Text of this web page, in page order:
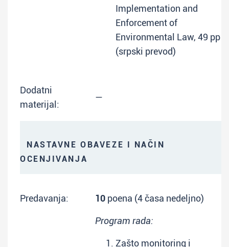
Implementation and
Enforcement of
Environmental Law, 49 pp
(srpski prevod)
Dodatni
materijal:
—
NASTAVNE OBAVEZE I NAČIN
OCENJIVANJA
Predavanja: 10 poena (4 časa nedeljno)
Program rada:
Zašto monitoring i